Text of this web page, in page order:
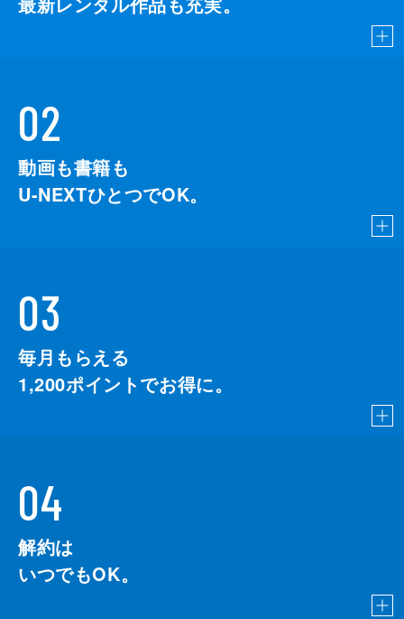
02
動画も書籍も
U-NEXTひとつでOK。
03
毎月もらえる
1,200ポイントでお得に。
04
解約は
いつでもOK。